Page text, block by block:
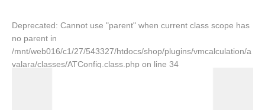
Deprecated: Cannot use "parent" when current class scope has
no parent in
/mnt/web016/c1/27/543327/htdocs/shop/plugins/vmcalculation/a
valara/classes/ATConfig.class.php on line 34